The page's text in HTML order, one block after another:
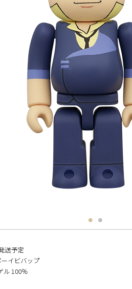
送予定
ーイビバップ
ル 100％